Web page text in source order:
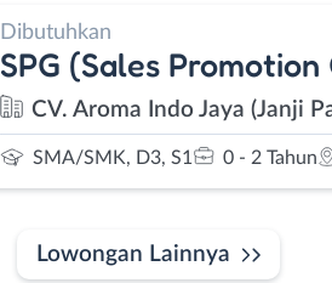
Dibutuhkan
SPG (Sales Promotion
CV. Aroma Indo Jaya (Janji
SMA/SMK, D3, S1 0 - 2 Tahun
Lowongan Lainnya